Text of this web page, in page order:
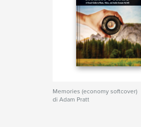
Memories (economy softcover)
di Adam Pratt